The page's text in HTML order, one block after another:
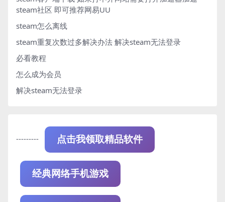
steam社区 即可推荐网易UU
steam怎么离线
steam重复次数过多解决办法 解决steam无法登录
必看教程
怎么成为会员
解决steam无法登录
--------- 点击我领取精品软件
经典网络手机游戏